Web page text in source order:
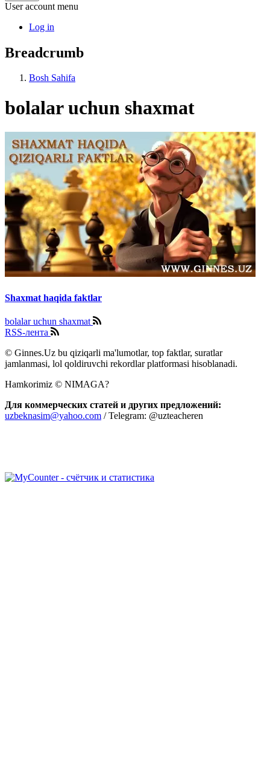
User account menu
Log in
Breadcrumb
Bosh Sahifa
bolalar uchun shaxmat
Shaxmat haqida faktlar
bolalar uchun shaxmat
RSS-лента
© Ginnes.Uz bu qiziqarli ma'lumotlar, top faktlar, suratlar
jamlanmasi, lol qoldiruvchi rekordlar platformasi hisoblanadi.
Hamkorimiz © NIMAGA?
Для коммерческих статей и других предложений:
uzbeknasim@yahoo.com / Telegram: @uzteacheren